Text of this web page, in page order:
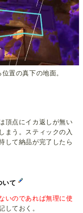
置の真下の地面。
頂点にイカ返しが無い
まう。スティックの入
して納品が完了したら
いて
いのであれば無理に使
しておく。